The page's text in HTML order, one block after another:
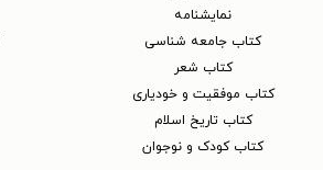
نمایشنامه
کتاب جامعه شناسی
کتاب شعر
کتاب موفقیت و خودیاری
کتاب تاریخ اسلام
کتاب کودک و نوجوان